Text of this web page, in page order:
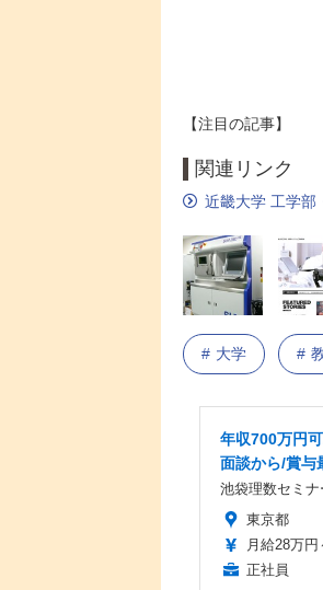
【注目の記事】
関連リンク
近畿大学 工学部
大学
年収700万円
面談から/賞与
池袋理数セミナ
東京都
月給28万円
正社員